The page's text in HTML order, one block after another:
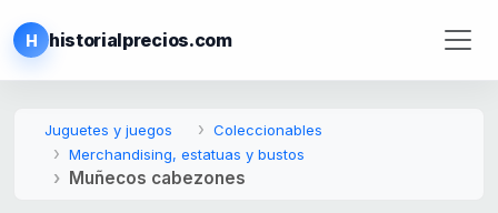
H historialprecios.com
Juguetes y juegos
Coleccionables
Merchandising, estatuas y bustos
Muñecos cabezones